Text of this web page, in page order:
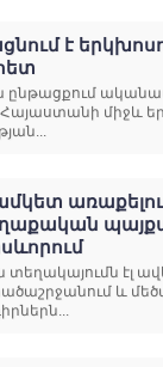
է
միջև
տեղակայումն էլ
և